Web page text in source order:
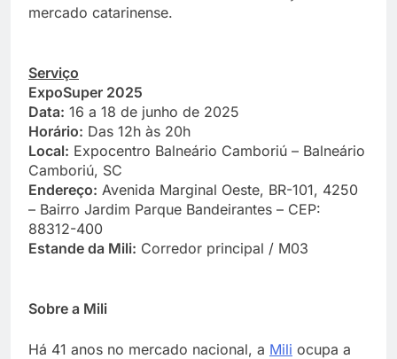
mercado catarinense.
Serviço
ExpoSuper 2025
Data: 16 a 18 de junho de 2025
Horário: Das 12h às 20h
Local: Expocentro Balneário Camboriú – Balneário
Camboriú, SC
Endereço: Avenida Marginal Oeste, BR-101, 4250
– Bairro Jardim Parque Bandeirantes – CEP:
88312-400
Estande da Mili: Corredor principal / M03
Sobre a Mili
Há 41 anos no mercado nacional, a Mili ocupa a